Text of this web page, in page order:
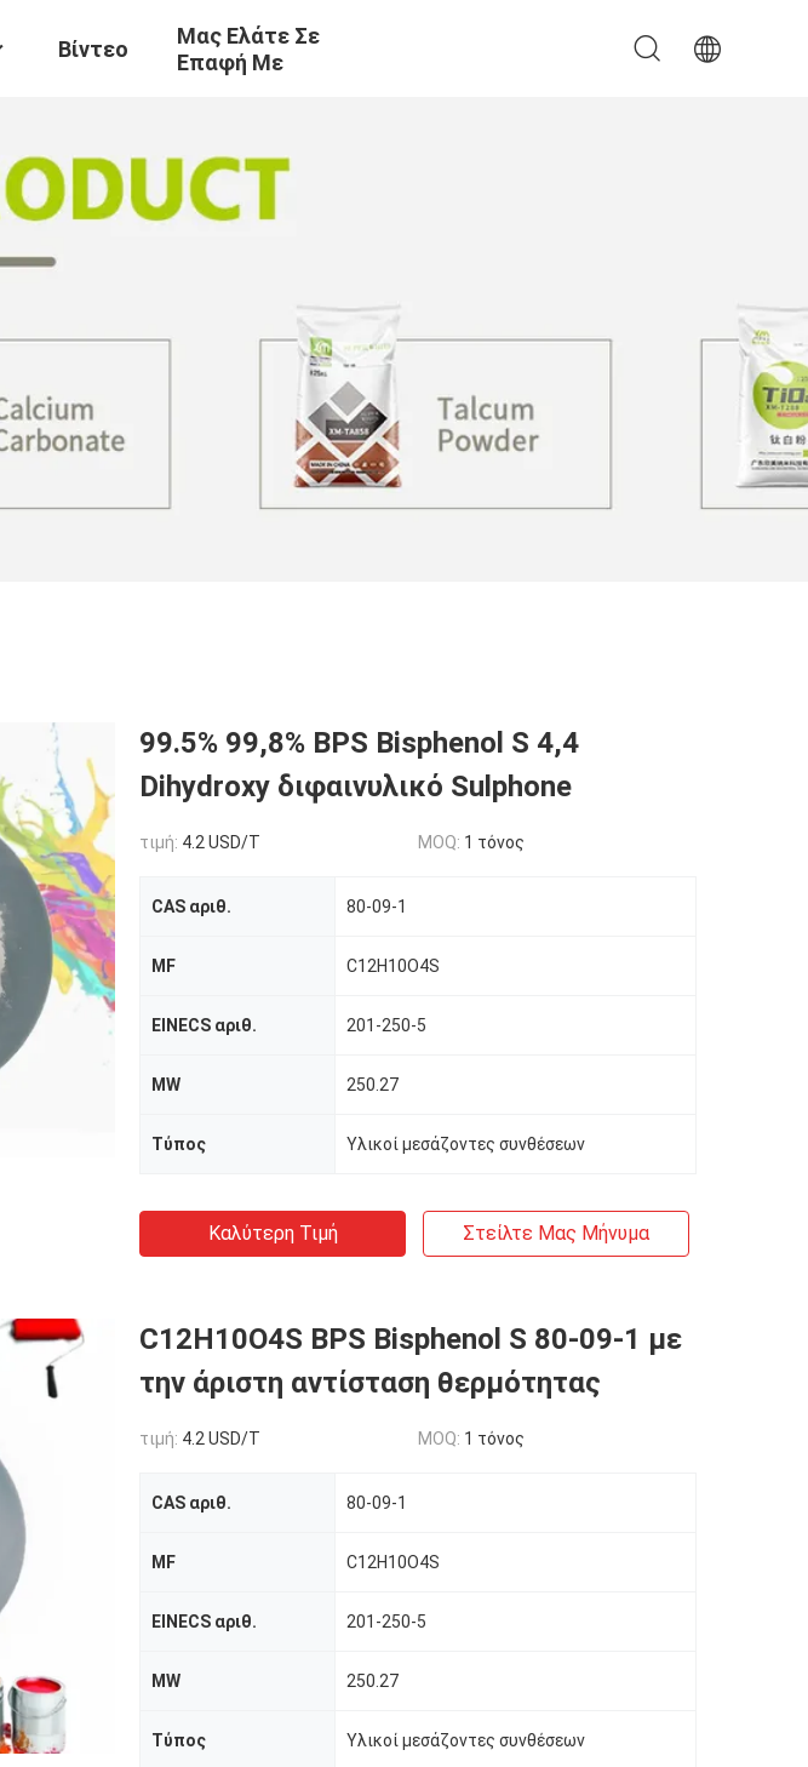
Βίντεο
Μας Ελάτε Σε
Επαφή Με
99.5% 99,8% BPS Bisphenol S 4,4
Dihydroxy διφαινυλικό Sulphone
τιμή: 4.2 USD/T MOQ: 1 τόνος
CAS αριθ. 80-09-1
MF C12H10O4S
EINECS αριθ. 201-250-5
MW 250.27
Τύπος Υλικοί μεσάζοντες συνθέσεων
Καλύτερη Τιμή Στείλτε Μας Μήνυμα
C12H10O4S BPS Bisphenol S 80-09-1 με
την άριστη αντίσταση θερμότητας
τιμή: 4.2 USD/T MOQ: 1 τόνος
CAS αριθ. 80-09-1
MF C12H10O4S
EINECS αριθ. 201-250-5
MW 250.27
Τύπος Υλικοί μεσάζοντες συνθέσεων